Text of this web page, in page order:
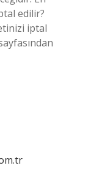
edilir?
iptal